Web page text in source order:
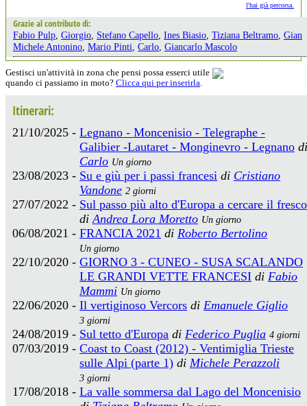
l'hai già percorsa.
Grazie al contributo di:
Fabio Pulp Giorgio Stefano Capello Ines Biasio Tiziana Beltramo Gian
Michele Antonino Mario Pinti Carlo Giancarlo Mascolo
Gestisci un'attività in zona che pensi possa esserci utile
quando ci passiamo in moto? Clicca qui per inserirla.
Itinerari:
21/10/2025 - Legnano - Moncenisio - Telegraphe -
Galibier -Lautaret - Monginevro - Legnano di
Carlo Un giorno
23/08/2023 - Su e giù per i passi francesi di Cristiano
Vandone 2 giorni
27/07/2022 - Sul passo più alto d'Europa a cercare il fresco
di Andrea Lora Moretto Un giorno
06/08/2021 - FRANCIA 2021 di Roberto Bertolino
Un giorno
22/10/2020 - GIORNO 3 - CUNEO - SUSA SCALANDO
LE GRANDI VETTE FRANCESI di Fabio
Mammi Un giorno
22/06/2020 - Il vertiginoso Vercors di Emanuele Giglio
3 giorni
24/08/2019 - Sul tetto d'Europa di Federico Puglia 4 giorni
07/03/2019 - Coast to Coast (2012) - Ventimiglia Trieste
sulle Alpi (parte 1) di Michele Perazzoli
3 giorni
17/08/2018 - La valle sommersa dal Lago del Moncenisio